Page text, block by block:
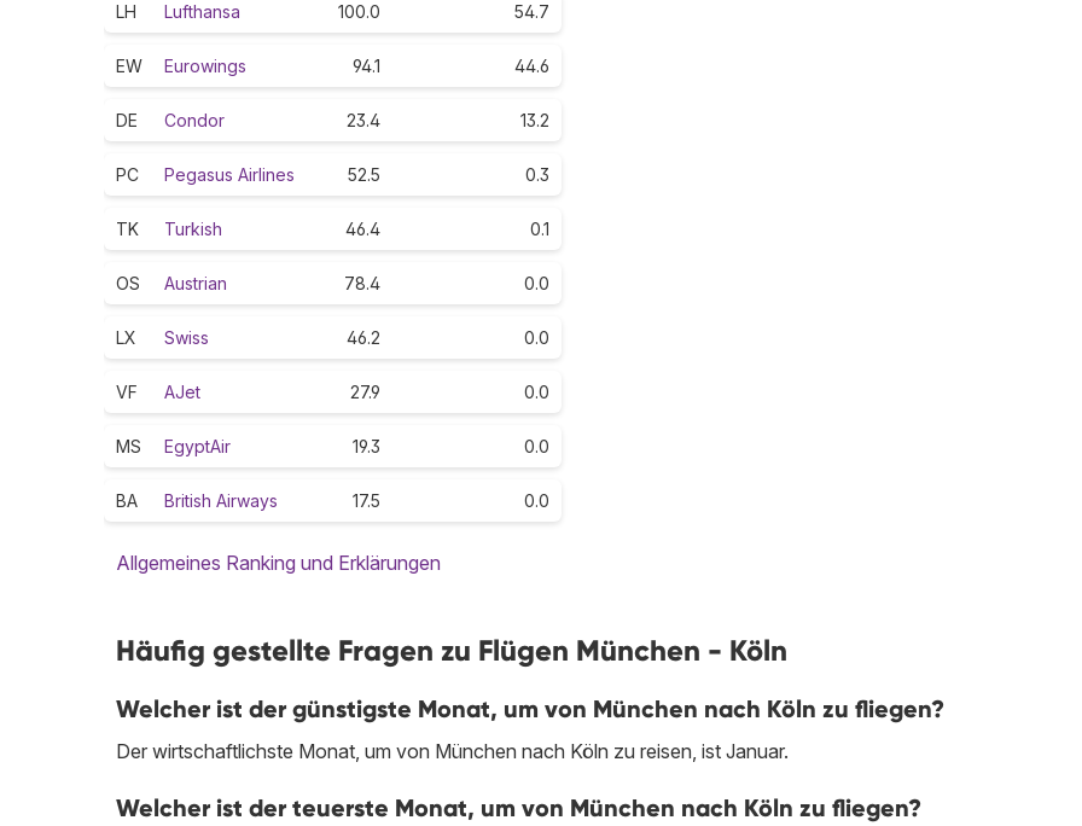
LH Lufthansa 100.0 54.7
EW Eurowings 94.1 44.6
DE Condor 23.4 13.2
PC Pegasus Airlines 52.5 0.3
TK Turkish 46.4 0.1
OS Austrian 78.4 0.0
LX Swiss 46.2 0.0
VF AJet 27.9 0.0
MS EgyptAir 19.3 0.0
BA British Airways 17.5 0.0
Allgemeines Ranking und Erklärungen
Häufig gestellte Fragen zu Flügen München - Köln
Welcher ist der günstigste Monat, um von München nach Köln zu fliegen?
Der wirtschaftlichste Monat, um von München nach Köln zu reisen, ist Januar.
Welcher ist der teuerste Monat, um von München nach Köln zu fliegen?